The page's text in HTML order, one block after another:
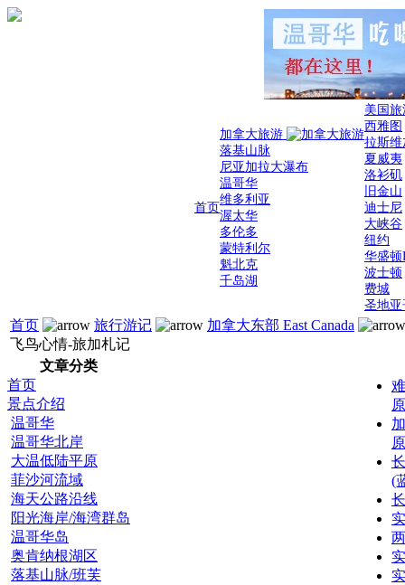
首页
加拿大旅游
落基山脉
尼亚加拉大瀑布
温哥华
维多利亚
渥太华
多伦多
蒙特利尔
魁北克
千岛湖
美国
西雅图
拉斯维
夏威夷
洛衫矶
旧金山
迪士尼
大峡谷
纽约
华盛顿
波士顿
费城
圣地亚
首页 旅行游记
加拿大东部 East Canada
飞鸟心情-旅加札记
文章分类
首页
景点介绍
温哥华
温哥华北岸
大温低陆平原
菲沙河流域
海天公路沿线
阳光海岸/海湾群岛
温哥华岛
奥肯纳根湖区
落基山脉/班芙
(